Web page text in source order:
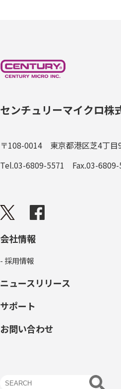
センチュリーマイクロ株
〒108-0014 東京都港区芝4丁
Tel.03-6809-5571 Fax.03-6809-
会社情報
- 採用情報
ニュースリリース
サポート
お問い合わせ